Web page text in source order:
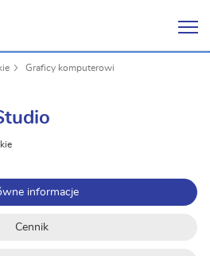
Graficy komputerowi
informacje
Cennik